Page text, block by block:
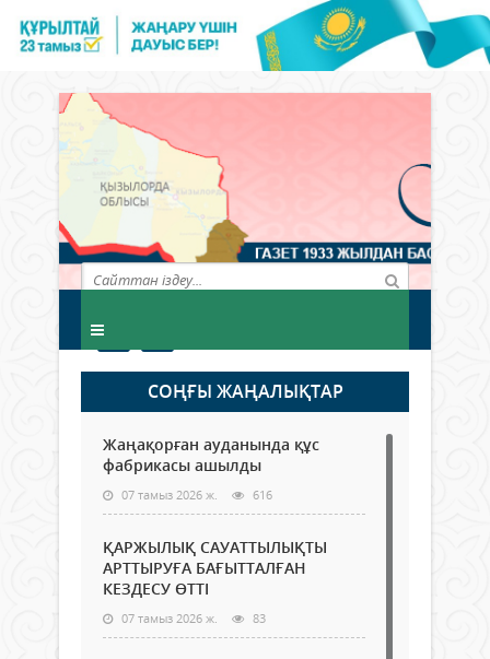
СОҢҒЫ ЖАҢАЛЫҚТАР
Жаңақорған ауданында құс
фабрикасы ашылды
07 тамыз 2026 ж. 616
ҚАРЖЫЛЫҚ САУАТТЫЛЫҚТЫ
АРТТЫРУҒА БАҒЫТТАЛҒАН
КЕЗДЕСУ ӨТТІ
07 тамыз 2026 ж. 83